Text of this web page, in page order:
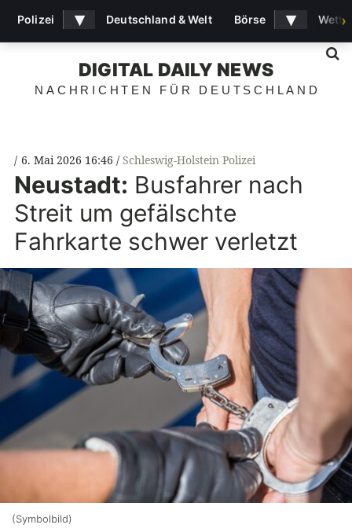
DIGITAL DAILY NEWS
NACHRICHTEN FÜR DEUTSCHLAND
6. Mai 2026 16:46 Schleswig-Holstein Polizei
Neustadt: Busfahrer nach
Streit um gefälschte
Fahrkarte schwer verletzt
(Symbolbild)
Polizei ▾ Deutschland & Welt Börse ▾ ›